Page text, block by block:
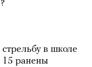
в школе
15 ранены